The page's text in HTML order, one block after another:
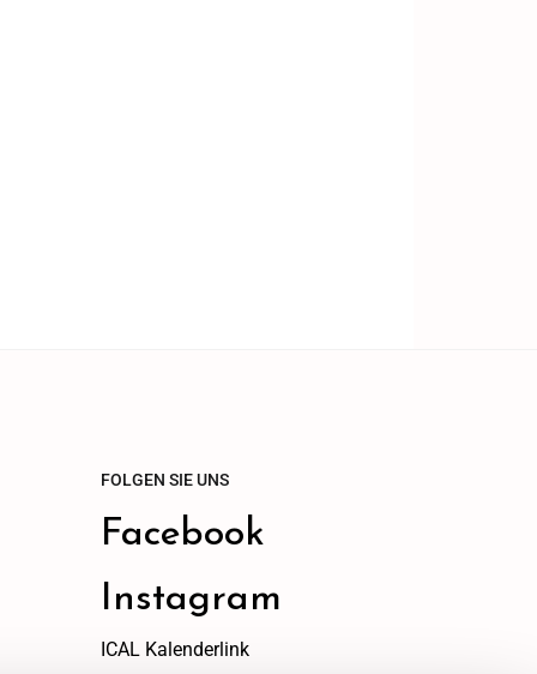
FOLGEN SIE UNS
Facebook
Instagram
ICAL Kalenderlink